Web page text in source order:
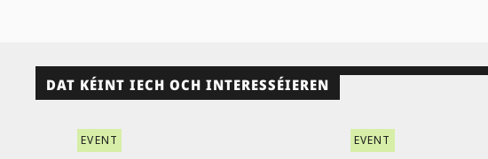
DAT KÉINT IECH OCH INTERESSÉIEREN
EVENT EVENT